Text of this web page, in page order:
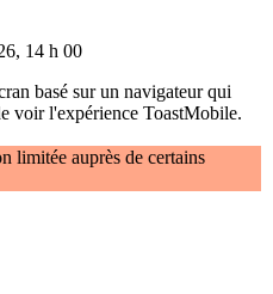
14 h 00
basé sur un navigateur qui
voir l'expérience ToastMobile.
limitée auprès de certains